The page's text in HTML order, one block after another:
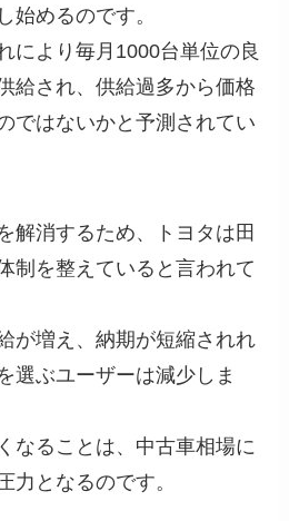
始めるのです。
により毎月1000台単位の良
給され、供給過多から価格
ではないかと予測されてい
解消するため、トヨタは田
制を整えていると言われて
が増え、納期が短縮されれ
選ぶユーザーは減少しま
なることは、中古車相場に
力となるのです。